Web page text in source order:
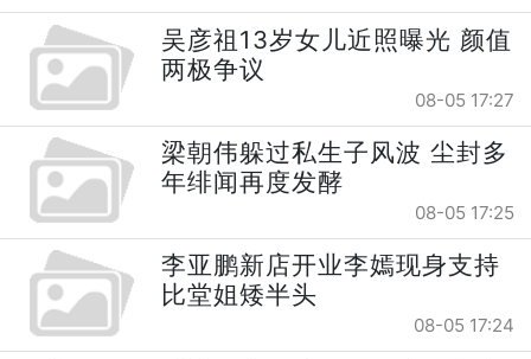
吴彦祖13岁女儿近照曝光 颜值
两极争议
08-05 17:27
梁朝伟躲过私生子风波 尘封多
年绯闻再度发酵
08-05 17:25
李亚鹏新店开业李嫣现身支持
比堂姐矮半头
08-05 17:24